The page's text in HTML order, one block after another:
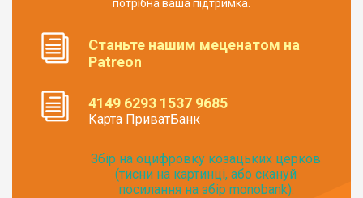
потрібна ваша підтримка.
Станьте нашим меценатом на
Patreon
4149 6293 1537 9685
Карта ПриватБанк
Збір на оцифровку козацьких церков
(тисни на картинці, або скануй
посилання на збір monobank):